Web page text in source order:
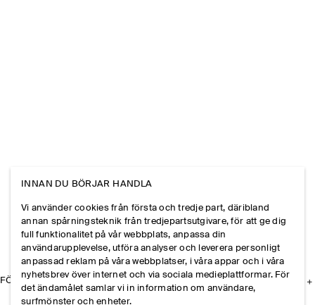
FÖRETAGET
INNAN DU BÖRJAR HANDLA
Vi använder cookies från första och tredje part, däribland
annan spårningsteknik från tredjepartsutgivare, för att ge dig
full funktionalitet på vår webbplats, anpassa din
användarupplevelse, utföra analyser och leverera personligt
anpassad reklam på våra webbplatser, i våra appar och i våra
nyhetsbrev över internet och via sociala medieplattformar. För
det ändamålet samlar vi in information om användare,
surfmönster och enheter.